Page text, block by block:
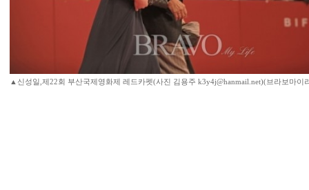
▲신성일,제22회 부산국제영화제 레드카펫(사진 김용주 k3y4j@hanmail.net)(브라보마이